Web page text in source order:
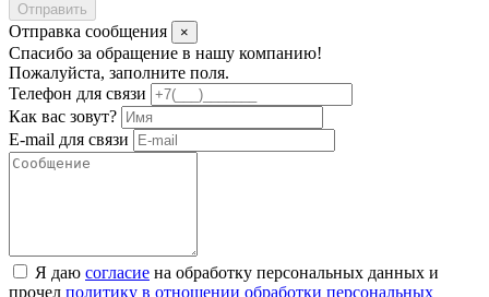
Отправить
Отправка сообщения ×
Спасибо за обращение в нашу компанию!
Пожалуйста, заполните поля.
Телефон для связи
Как вас зовут?
E-mail для связи
Я даю согласие на обработку персональных данных и
прочел политику в отношении обработки персональных